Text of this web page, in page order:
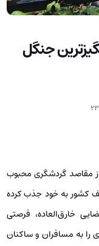
جنگل
23
مقاصد گردشگری محبوب
کشور به خود جذب کرده
خارق‌العاده، فرصتی
را به مسافران و ساکنان